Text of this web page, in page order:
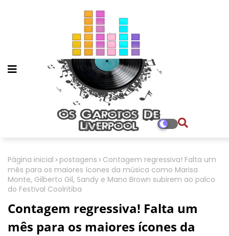
Página inicial postagens
Contagem regressiva! Falta um
mês para os maiores ícones da música como Marisa
Monte, Gilberto Gil, Sandy e Mano Brown subirem ao palco
do Festival Coolritiba
Contagem regressiva! Falta um
mês para os maiores ícones da